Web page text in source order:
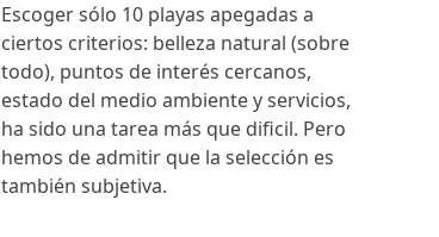
Escoger sólo 10 playas apegadas a
ciertos criterios: belleza natural (sobre
todo), puntos de interés cercanos,
estado del medio ambiente y servicios,
ha sido una tarea más que dificil. Pero
hemos de admitir que la selección es
también subjetiva.